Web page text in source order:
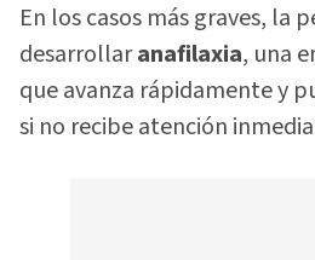
En los casos más graves, la
desarrollaranafilaxia, una
que avanza rápidamente y
si no recibe atención